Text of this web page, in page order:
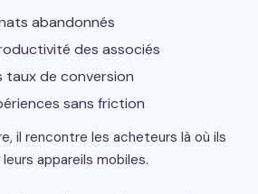
abandonnés
des associés
taux de conversion
sans friction
il rencontre les acheteurs là où ils
appareils mobiles.